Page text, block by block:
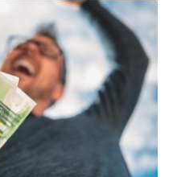
de extindere a opțiunilor de